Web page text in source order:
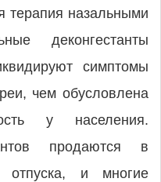
терапия назальными
деконгестанты
симптомы
чем обусловлена
у населения.
продаются в
отпуска, и многие